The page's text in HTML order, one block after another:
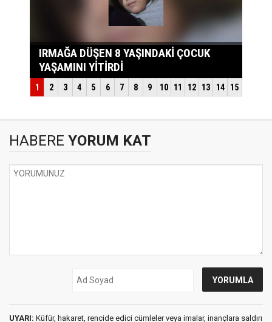
HABERE YORUM KAT
UYARI: Küfür, hakaret, rencide edici cümleler veya imalar, inançlara saldırı